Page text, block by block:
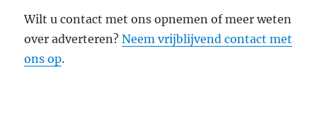
Wilt u contact met ons opnemen of meer weten
over adverteren?Neem vrijblijvend contact met
ons op.